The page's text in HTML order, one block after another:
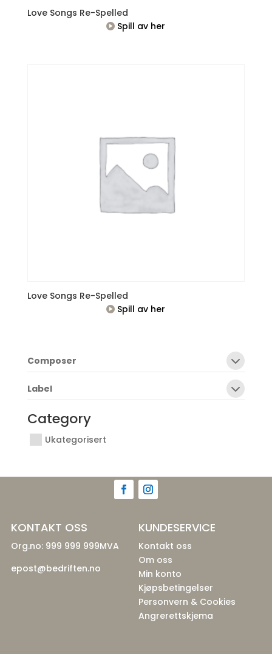
Love Songs Re-Spelled
Spill av her
Love Songs Re-Spelled
Spill av her
Composer
Label
Category
Ukategorisert
KONTAKT OSS
Org.no: 999 999 999MVA
epost@bedriften.no
KUNDESERVICE
Kontakt oss
Om oss
Min konto
Kjøpsbetingelser
Personvern & Cookies
Angrerettskjema